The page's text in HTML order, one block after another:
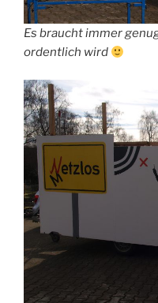
Es braucht immer
ordentlich wird